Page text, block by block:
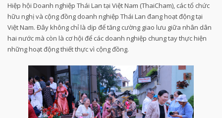
Hiệp hội Doanh nghiệp Thái Lan tại Việt Nam (ThaiCham), các tổ chức
hữu nghị và cộng đồng doanh nghiệp Thái Lan đang hoạt động tại
Việt Nam. Đây không chỉ là dịp để tăng cường giao lưu giữa nhân dân
hai nước mà còn là cơ hội để các doanh nghiệp chung tay thực hiện
những hoạt động thiết thực vì cộng đồng.